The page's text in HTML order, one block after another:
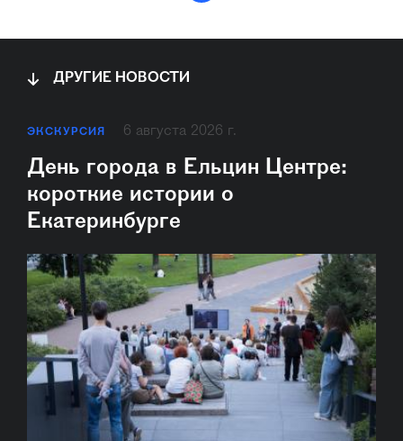
ДРУГИЕ НОВОСТИ
ЭКСКУРСИЯ 6 августа 2026 г.
День города в Ельцин Центре:
короткие истории о
Екатеринбурге